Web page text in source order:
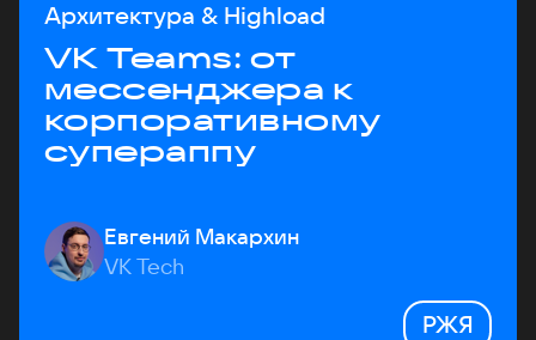
Архитектура & Highload
VK Teams: от
мессенджера к
корпоративному
супераппу
Евгений Макархин
VK Tech
РЖЯ